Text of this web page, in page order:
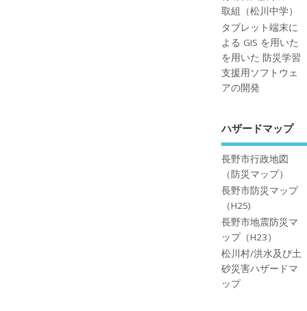
取組（松川中学）
タブレット端末に
よる GIS を用いた
を用いた 防災学習
支援用ソフトウェ
アの開発
ハザードマップ
長野市行政地図
（防災マップ）
長野市防災マップ
（H25)
長野市地震防災マ
ップ（H23）
松川村/洪水及び土
砂災害ハザードマ
ップ